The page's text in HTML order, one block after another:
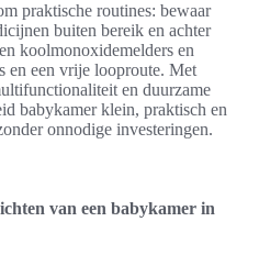
praktische routines: bewaar
buiten bereik en achter
koolmonoxidemelders en
en een vrije looproute. Met
en duurzame
babykamer klein, praktisch en
onnodige investeringen.
van een babykamer in